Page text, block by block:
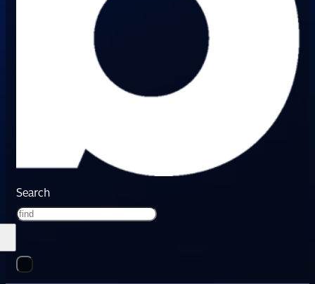
Search